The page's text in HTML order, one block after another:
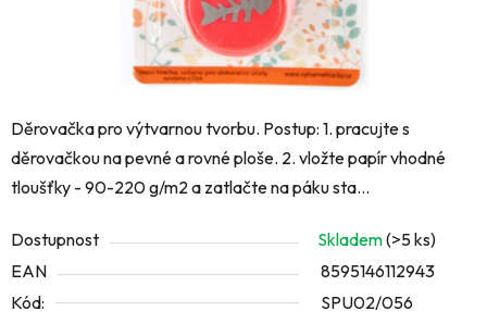
Děrovačka pro výtvarnou tvorbu. Postup: 1. pracujte s
děrovačkou na pevné a rovné ploše. 2. vložte papír vhodné
tloušťky - 90-220 g/m2 a zatlačte na páku sta...
Dostupnost Skladem(>5 ks)
EAN
8595146112943
Kód:
SPU02/056